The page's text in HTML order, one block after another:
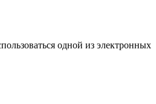
одной из электронных